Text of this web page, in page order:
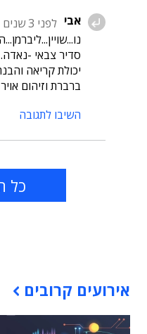
אבי לפני 3 שנים
סדיר צבאי -
יכולת קריאה
ברברת וזיהום
השיבו לתגובה
כל
אירועים קרובים